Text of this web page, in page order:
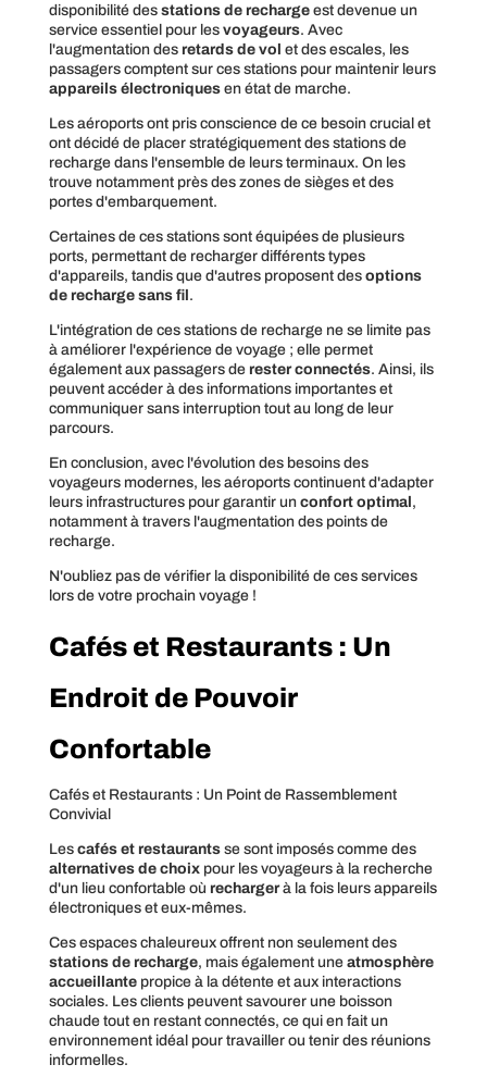
disponibilité des stations de rechargeest devenue un
service essentiel pour les voyageurs. Avec
l'augmentation des retards de vol et des escales, les
passagers comptent sur ces stations pour maintenir leurs
appareils électroniquesen état de marche.
Les aéroports ont pris conscience de ce besoin crucial et
ont décidé de placer stratégiquement des stations de
recharge dans l'ensemble de leurs terminaux. On les
trouve notamment près des zones de sièges et des
portes d'embarquement.
Certaines de ces stations sont équipées de plusieurs
ports, permettant de recharger différents types
d'appareils, tandis que d'autres proposent des options
de recharge sans fil.
L'intégration de ces stations de recharge ne se limite pas
à améliorer l'expérience de voyage ; elle permet
également aux passagers de rester connectés. Ainsi, ils
peuvent accéder à des informations importantes et
communiquer sans interruption tout au long de leur
parcours.
En conclusion, avec l'évolution des besoins des
voyageurs modernes, les aéroports continuent d'adapter
leurs infrastructures pour garantir un confort optimal,
notamment à travers l'augmentation des points de
recharge.
N'oubliez pas de vérifier la disponibilité de ces services
lors de votre prochain voyage !
Cafés et Restaurants : Un
Endroit de Pouvoir
Confortable
Cafés et Restaurants : Un Point de Rassemblement
Convivial
Les cafés et restaurantsse sont imposés comme des
alternatives de choixpour les voyageurs à la recherche
d'un lieu confortable où rechargerà la fois leurs appareils
électroniques et eux-mêmes.
Ces espaces chaleureux offrent non seulement des
stations de recharge, mais également une atmosphère
accueillantepropice à la détente et aux interactions
sociales. Les clients peuvent savourer une boisson
chaude tout en restant connectés, ce qui en fait un
environnement idéal pour travailler ou tenir des réunions
informelles.